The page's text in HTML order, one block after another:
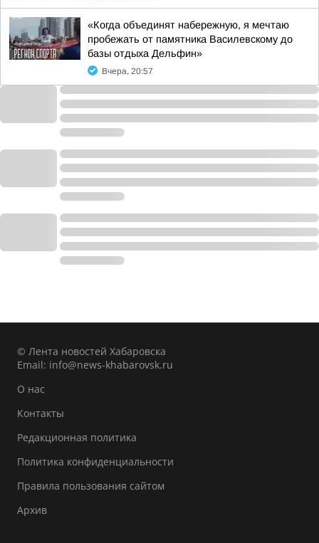
«Когда объединят набережную, я мечтаю
пробежать от памятника Василевскому до
базы отдыха Дельфин»
Вчера, 20:57
© Лента новостей Хабаровска
Email: info@news-khabarovsk.ru
О нас
Контакты
Редакционная политика
Политика конфиденциальности
Правила пользования сайтом
Архив